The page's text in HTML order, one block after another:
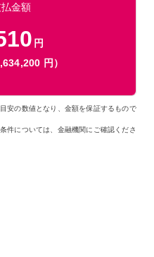
金額
円
円）
安の数値となり、金額を保証するもので
件については、金融機関にご確認くださ